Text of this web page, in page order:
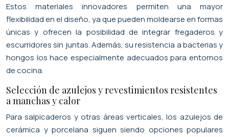
Estos materiales innovadores permiten una mayor
flexibilidad en el diseño, ya que pueden moldearse en formas
únicas y ofrecen la posibilidad de integrar fregaderos y
escurridores sin juntas. Además, su resistencia a bacterias y
hongos los hace especialmente adecuados para entornos
de cocina.
Selección de azulejos y revestimientos resistentes
a manchas y calor
Para salpicaderos y otras áreas verticales, los azulejos de
cerámica y porcelana siguen siendo opciones populares